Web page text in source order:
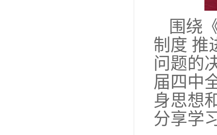
围绕
制度 推
问题的
届四中
身思想
分享学